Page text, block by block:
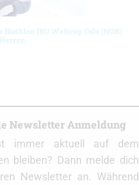
Biathlon IBU Weltcup Oslo (NOR)
Newsletter Anmeldung
immer aktuell auf dem
bleiben? Dann melde dich
Newsletter an. Während